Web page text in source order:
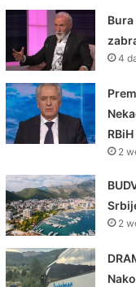
4
RBiH
2
2